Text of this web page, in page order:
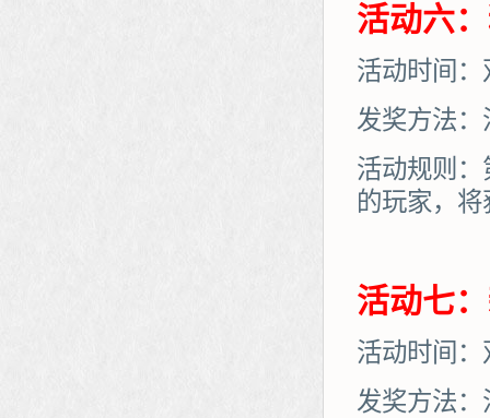
活动六
活动时间
发奖方法
活动规则
的玩家，
活动七
活动时间
发奖方法